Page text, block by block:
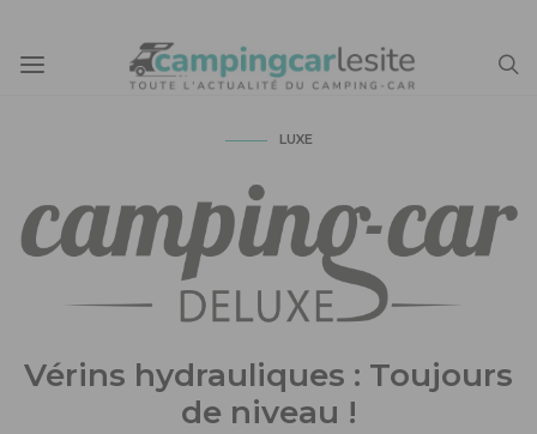
LUXE
Vérins hydrauliques : Toujours
de niveau !